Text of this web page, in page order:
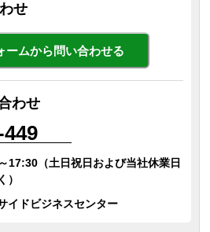
せ
ームから問い合わせる
わせ
17:30（土日祝日および当社休業日
）
イドビジネスセンター